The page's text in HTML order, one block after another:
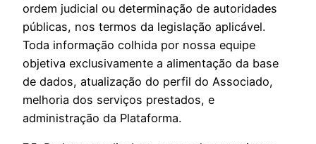
ordem judicial ou determinação de autoridades
públicas, nos termos da legislação aplicável.
Toda informação colhida por nossa equipe
objetiva exclusivamente a alimentação da base
de dados, atualização do perfil do Associado,
melhoria dos serviços prestados, e
administração da Plataforma.